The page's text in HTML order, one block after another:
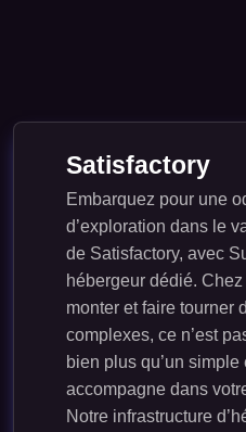
Satisfactory
Embarquez pour une
d’exploration dans le
de Satisfactory, avec
hébergeur dédié.
monter et faire tourner
complexes, ce n’est
bien plus qu’un
accompagne dans
Notre infrastructure